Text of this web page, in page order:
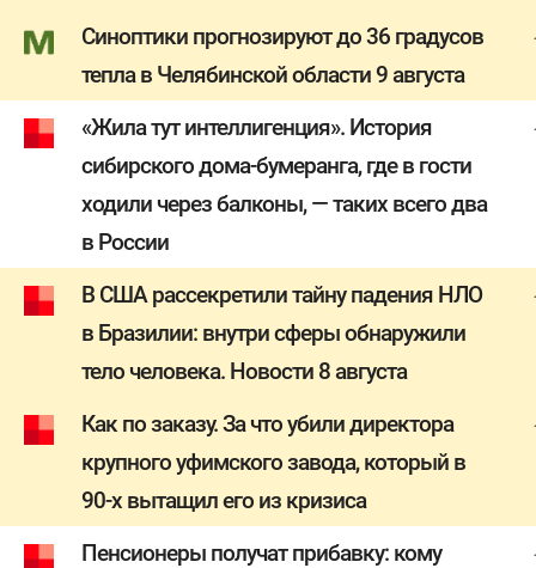
Синоптики прогнозируют до 36 градусов
тепла в Челябинской области 9 августа
«Жила тут интеллигенция». История
сибирского дома-бумеранга, где в гости
ходили через балконы, — таких всего два
в России
В США рассекретили тайну падения НЛО
в Бразилии: внутри сферы обнаружили
тело человека. Новости 8 августа
Как по заказу. За что убили директора
крупного уфимского завода, который в
90-х вытащил его из кризиса
Пенсионеры получат прибавку: кому